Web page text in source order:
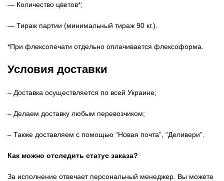
— Количество цветов*;
— Тираж партии (минимальный тираж 90 кг.).
*При флексопечати отдельно оплачивается флексоформа.
Условия доставки
– Доставка осуществляется по всей Украине;
– Делаем доставку любым перевозчиком;
– Также доставляем с помощью “Новая почта”, “Деливери”.
Как можно отследить статус заказа?
За исполнение отвечает персональный менеджер. Вы можете